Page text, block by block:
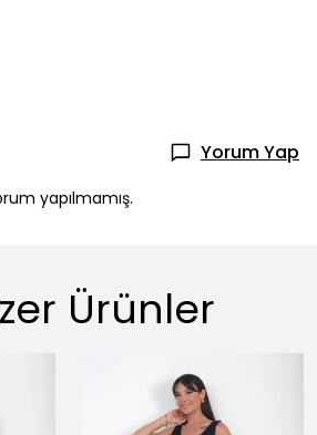
Yorum Yap
yapılmamış.
Ürünler